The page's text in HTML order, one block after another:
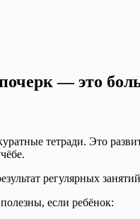
— это
тетради. Это
регулярных
если ребёнок: